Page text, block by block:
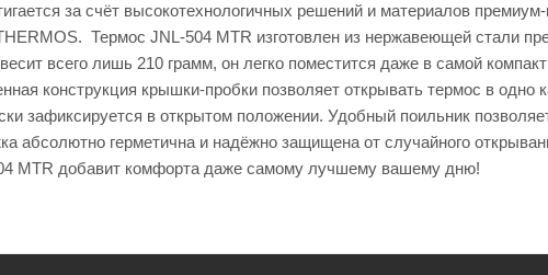
за счёт высокотехнологичных решений и материалов
Термос JNL-504 MTR изготовлен из нержавеющей стали
всего лишь 210 грамм, он легко поместится даже в самой
конструкция крышки-пробки позволяет открывать термос в
зафиксируется в открытом положении. Удобный поильник
абсолютно герметична и надёжно защищена от случайного
MTR добавит комфорта даже самому лучшему вашему дню!